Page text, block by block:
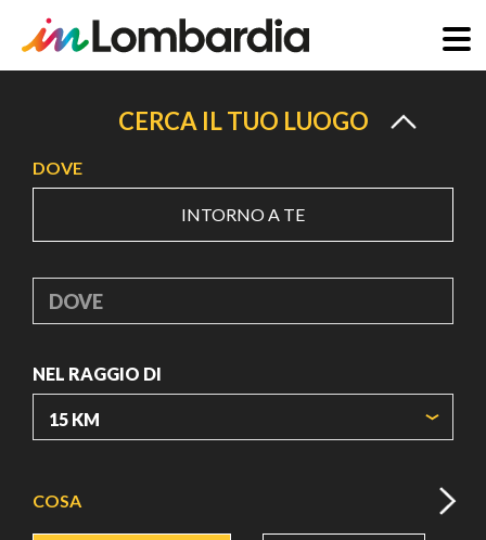
principale
CERCA IL TUO LUOGO
DOVE
INTORNO A TE
DOVE
NEL RAGGIO DI
COSA